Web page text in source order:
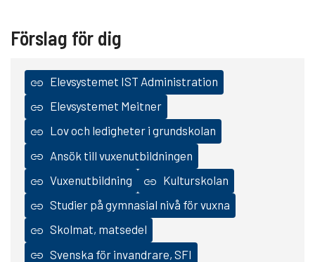
Förslag för dig
Elevsystemet IST Administration
Elevsystemet Meitner
Lov och ledigheter i grundskolan
Ansök till vuxenutbildningen
Vuxenutbildning
Kulturskolan
Studier på gymnasial nivå för vuxna
Skolmat, matsedel
Svenska för invandrare, SFI